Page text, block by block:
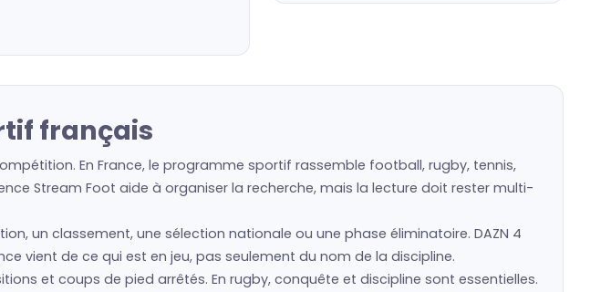
français
En France, le programme sportif rassemble football, rugby, tennis,
Stream Foot aide à organiser la recherche, mais la lecture doit rester multi-
un classement, une sélection nationale ou une phase éliminatoire. DAZN 4
vient de ce qui est en jeu, pas seulement du nom de la discipline.
et coups de pied arrêtés. En rugby, conquête et discipline sont essentielles.